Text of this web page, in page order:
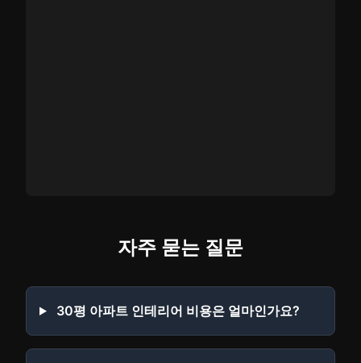
자주 묻는 질문
30평 아파트 인테리어 비용은 얼마인가요?